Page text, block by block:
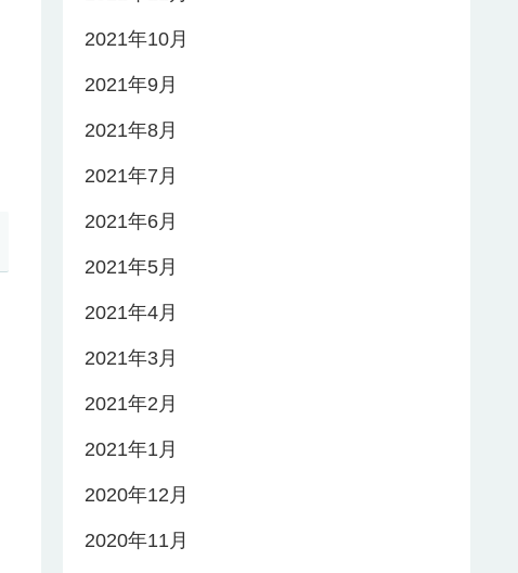
2021年10月
2021年9月
2021年8月
2021年7月
2021年6月
2021年5月
2021年4月
2021年3月
2021年2月
2021年1月
2020年12月
2020年11月